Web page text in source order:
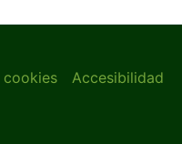
Accesibilidad